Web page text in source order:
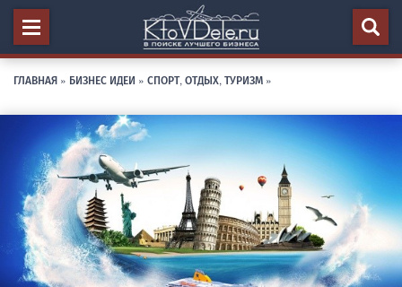
ГЛАВНАЯ » БИЗНЕС ИДЕИ » СПОРТ, ОТДЫХ, ТУРИЗМ »